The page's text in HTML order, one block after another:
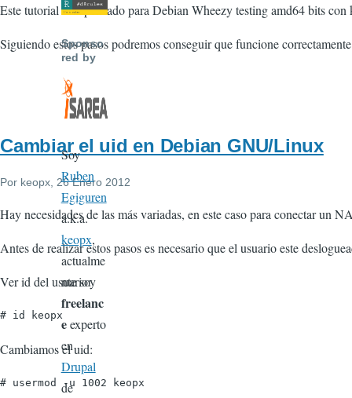
Este tutorial esta pensado para Debian Wheezy testing amd64 bits
Siguiendo estos pasos podremos conseguir que funcione
Cambiar el uid en Debian GNU/Linux
Por keopx, 26 Enero 2012
Hay necesidades de las más variadas, en este caso para conectar un
Antes de realizar estos pasos es necesario que el usuario este
Ver id del usuario:
# id keopx
Cambiamos el uid:
# usermod -u 1002 keopx
Sponso
red by
Soy
Ruben
Egiguren
a.k.a.
keopx,
actualme
nte soy
freelanc
eexperto
en
Drupal
de